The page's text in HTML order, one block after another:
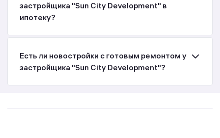
застройщика "Sun City Development" в
ипотеку?
Есть ли новостройки с готовым ремонтом у
застройщика "Sun City Development"?